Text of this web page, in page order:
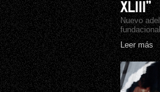
XLIII”
Nuevo
fundacional
Leer más